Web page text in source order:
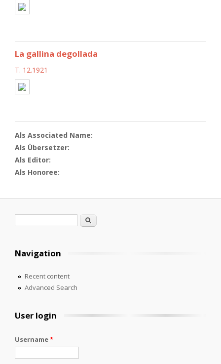
La gallina degollada
T. 12.1921
Als Associated Name:
Als Übersetzer:
Als Editor:
Als Honoree:
Search
Navigation
Recent content
Advanced Search
User login
Username*